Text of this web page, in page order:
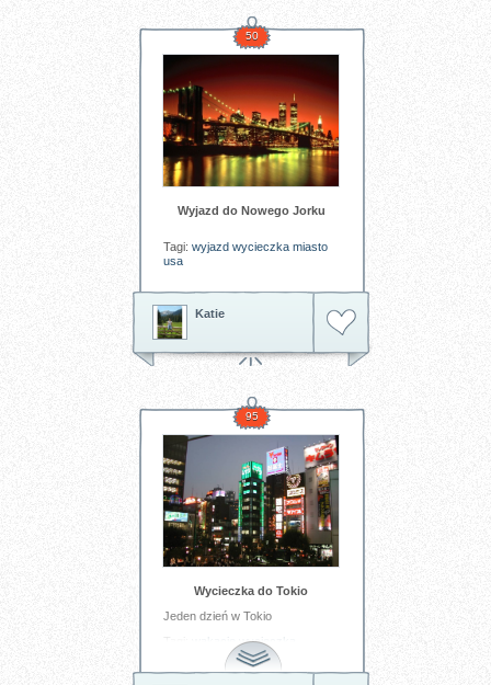
50
Wyjazd do Nowego Jorku
Tagi: wyjazd wycieczka miasto
usa
Katie
95
Wycieczka do Tokio
Jeden dzień w Tokio
wycieczka